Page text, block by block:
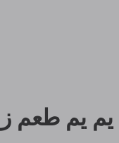
يم يم طعم